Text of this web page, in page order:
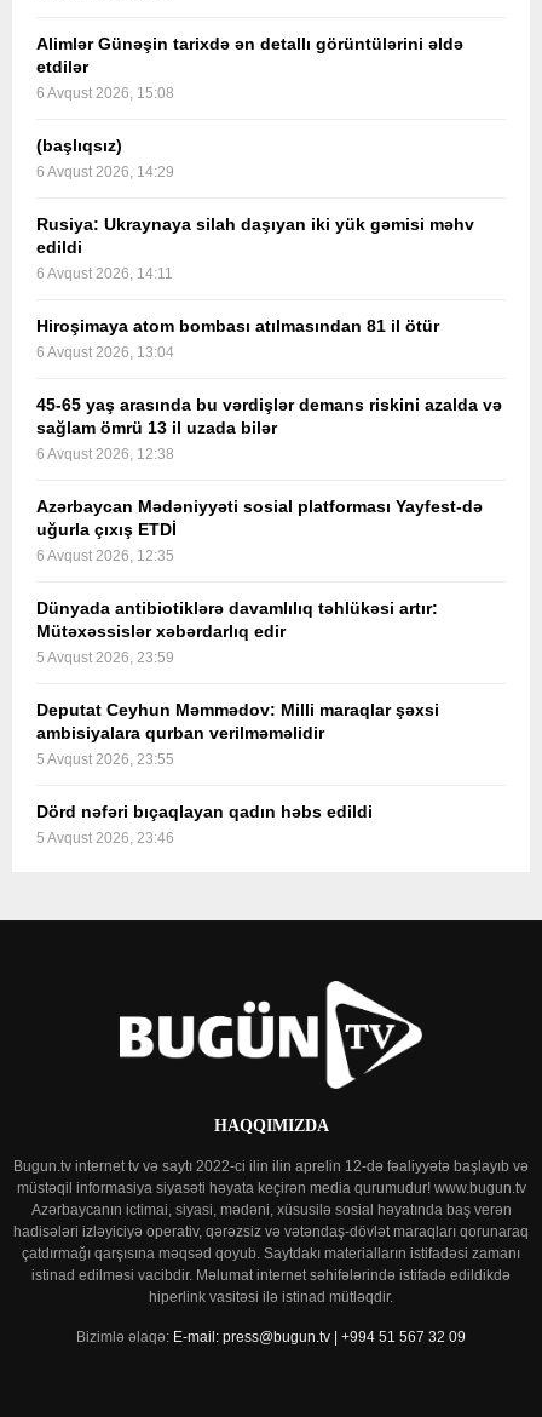
Alimlər Günəşin tarixdə ən detallı görüntülərini əldə
etdilər
6 Avqust 2026, 15:08
(başlıqsız)
6 Avqust 2026, 14:29
Rusiya: Ukraynaya silah daşıyan iki yük gəmisi məhv
edildi
6 Avqust 2026, 14:11
Hiroşimaya atom bombası atılmasından 81 il ötür
6 Avqust 2026, 13:04
45-65 yaş arasında bu vərdişlər demans riskini azalda və
sağlam ömrü 13 il uzada bilər
6 Avqust 2026, 12:38
Azərbaycan Mədəniyyəti sosial platforması Yayfest-də
uğurla çıxış ETDİ
6 Avqust 2026, 12:35
Dünyada antibiotiklərə davamlılıq təhlükəsi artır:
Mütəxəssislər xəbərdarlıq edir
5 Avqust 2026, 23:59
Deputat Ceyhun Məmmədov: Milli maraqlar şəxsi
ambisiyalara qurban verilməməlidir
5 Avqust 2026, 23:55
Dörd nəfəri bıçaqlayan qadın həbs edildi
5 Avqust 2026, 23:46
HAQQIMIZDA
Bugun.tv internet tv və saytı 2022-ci ilin ilin aprelin 12-də fəaliyyətə başlayıb və
müstəqil informasiya siyasəti həyata keçirən media qurumudur! www.bugun.tv
Azərbaycanın ictimai, siyasi, mədəni, xüsusilə sosial həyatında baş verən
hadisələri izləyiciyə operativ, qərəzsiz və vətəndaş-dövlət maraqları qorunaraq
çatdırmağı qarşısına məqsəd qoyub. Saytdakı materialların istifadəsi zamanı
istinad edilməsi vacibdir. Məlumat internet səhifələrində istifadə edildikdə
hiperlink vasitəsi ilə istinad mütləqdir.
Bizimlə əlaqə: E-mail: press@bugun.tv | +994 51 567 32 09